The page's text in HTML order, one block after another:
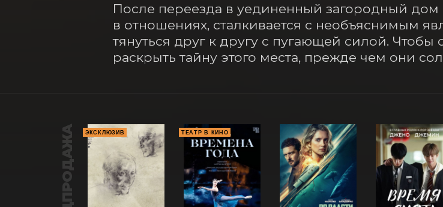
После переезда в уединенный загородный
в отношениях, сталкивается с необъяснимым
тянуться друг к другу с пугающей силой. Чтобы
раскрыть тайну этого места, прежде чем они
ПРЕДПРОДАЖА ЭКСКЛЮЗИВ ТЕАТР В КИНО